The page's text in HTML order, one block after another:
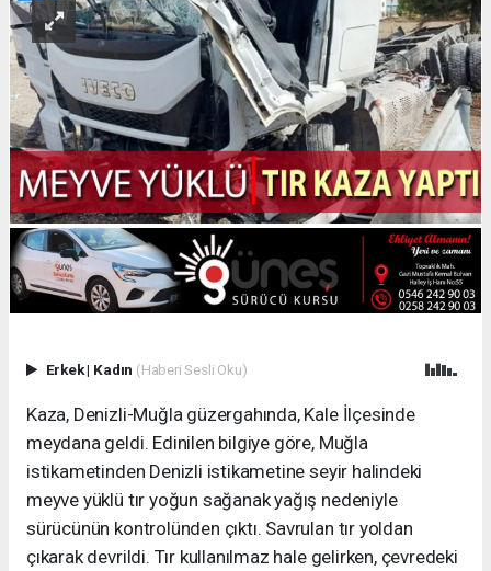
Erkek| Kadın (Haberi Sesli Oku)
Kaza, Denizli-Muğla güzergahında, Kale İlçesinde
meydana geldi. Edinilen bilgiye göre, Muğla
istikametinden Denizli istikametine seyir halindeki
meyve yüklü tır yoğun sağanak yağış nedeniyle
sürücünün kontrolünden çıktı. Savrulan tır yoldan
çıkarak devrildi. Tır kullanılmaz hale gelirken, çevredeki